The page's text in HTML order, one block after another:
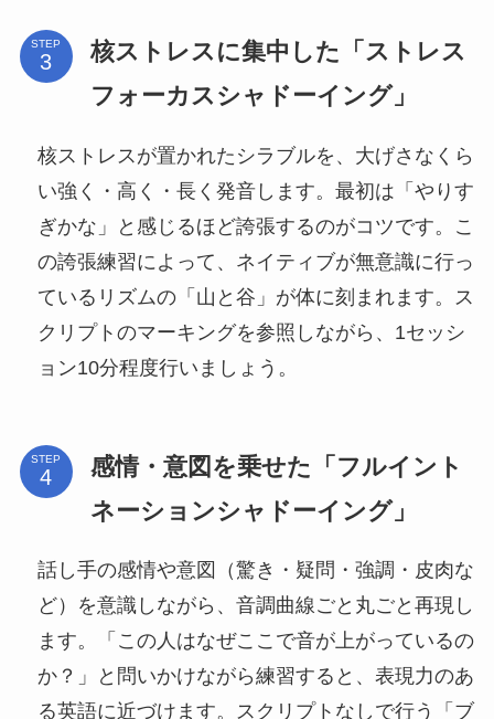
STEP
核ストレスに集中した「ストレス
フォーカスシャドーイング」
核ストレスが置かれたシラブルを、大げさなくら
い強く・高く・長く発音します。最初は「やりす
ぎかな」と感じるほど誇張するのがコツです。こ
の誇張練習によって、ネイティブが無意識に行っ
ているリズムの「山と谷」が体に刻まれます。ス
クリプトのマーキングを参照しながら、1セッシ
ョン10分程度行いましょう。
STEP
感情・意図を乗せた「フルイント
ネーションシャドーイング」
話し手の感情や意図（驚き・疑問・強調・皮肉な
ど）を意識しながら、音調曲線ごと丸ごと再現し
ます。「この人はなぜここで音が上がっているの
か？」と問いかけながら練習すると、表現力のあ
る英語に近づけます。スクリプトなしで行う「ブ